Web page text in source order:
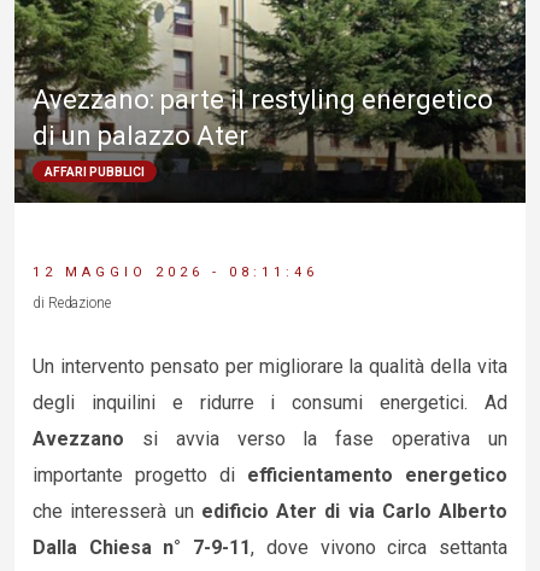
Avezzano: parte il restyling energetico
di un palazzo Ater
AFFARI PUBBLICI
12 MAGGIO 2026 - 08:11:46
di Redazione
Un intervento pensato per migliorare la qualità della vita
degli inquilini e ridurre i consumi energetici. Ad
Avezzano si avvia verso la fase operativa un
importante progetto di efficientamento energetico
che interesserà un edificio Ater di via Carlo Alberto
Dalla Chiesa n° 7-9-11, dove vivono circa settanta